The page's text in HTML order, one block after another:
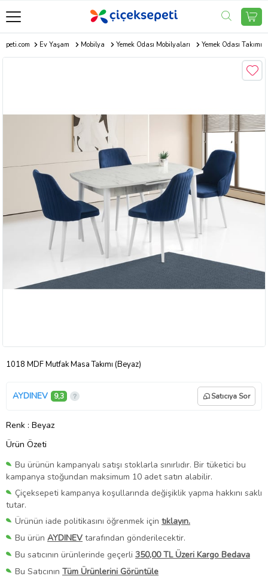
Ev Yaşam Mobilya Yemek Odası Mobilyaları Yemek Odası Takımı
1018 MDF Mutfak Masa Takımı (Beyaz)
AYDINEV 9,3 Satıcıya Sor
Renk : Beyaz
Ürün Özeti
Bu ürünün kampanyalı satışı stoklarla sınırlıdır. Bir tüketici bu
kampanya stoğundan maksimum 10 adet satın alabilir.
Çiçeksepeti kampanya koşullarında değişiklik yapma hakkını saklı
tutar.
Ürünün iade politikasını öğrenmek için tıklayın.
Bu ürün AYDINEV tarafından gönderilecektir.
Bu satıcının ürünlerinde geçerli 350,00 TL Üzeri Kargo Bedava
Bu Satıcının Tüm Ürünlerini Görüntüle